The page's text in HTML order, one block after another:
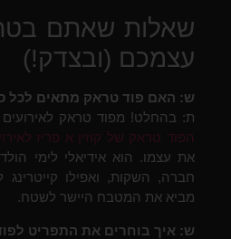
שאלות שאתם
עצמכם (ובצדק!)
ש: האם פוד טראק מתאים לכל
ת: בהחלט! מפוד טראק לאירועים
הפוד טראק של קוזין א פריז
את עצמו. הוא אידיאלי לימי
חברה, השקות, ואפילו
מביא את המטבח היישר לשטח.
ש: איך בוחרים את התפריט